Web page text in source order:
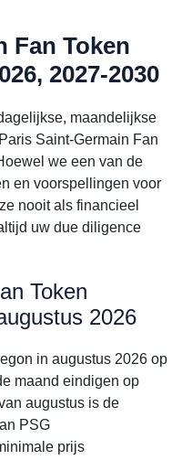
Fan Token
2027-2030
maandelijkse
Saint-Germain Fan
we een van de
en voorspellingen voor
nooit als financieel
uw due diligence
Token
2026
in augustus 2026 op
maand eindigen op
augustus is de
PSG
prijs